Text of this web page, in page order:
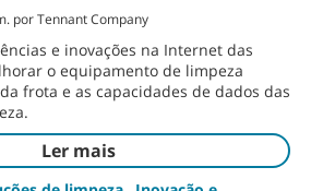
por Tennant Company
e inovações na Internet das
o equipamento de limpeza
frota e as capacidades de dados das
Ler mais